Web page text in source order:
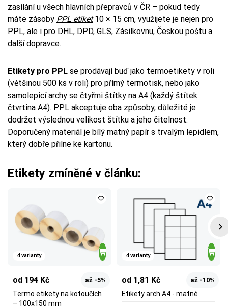
zasílání u všech hlavních přepravců v ČR – pokud tedy
máte zásoby PPL etiket10 × 15 cm, využijete je nejen pro
PPL, ale i pro DHL, DPD, GLS, Zásilkovnu, Českou poštu a
další dopravce.
Etikety pro PPL se prodávají buď jako termoetikety v roli
(většinou 500 ks v roli) pro přímý termotisk, nebo jako
samolepicí archy se čtyřmi štítky na A4 (každý štítek
čtvrtina A4). PPL akceptuje oba způsoby, důležité je
dodržet výslednou velikost štítku a jeho čitelnost.
Doporučený materiál je bílý matný papír s trvalým lepidlem,
který dobře přilne ke kartonu.
Etikety zmíněné v článku:
4 varianty
od 194 Kč až -5%
Termo etikety na kotoučích
– 100x150 mm
4 varianty
od 1,81 Kč až -10%
Etikety arch A4 - matné